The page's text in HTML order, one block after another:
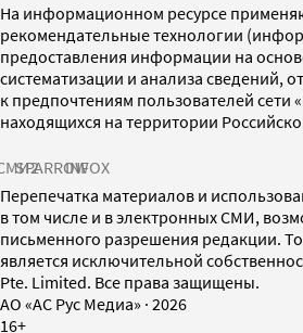
На информационном ресурсе
рекомендательные технологии
предоставления информации на
систематизации и анализа сведений,
к предпочтениям пользователей сети
находящихся на территории
SPARROWINFOX
Перепечатка материалов и
в том числе и в электронных СМИ,
письменного разрешения редакции.
является исключительной
Pte. Limited. Все права защищены.
AO «АС Рус Медиа» · 2026
16+